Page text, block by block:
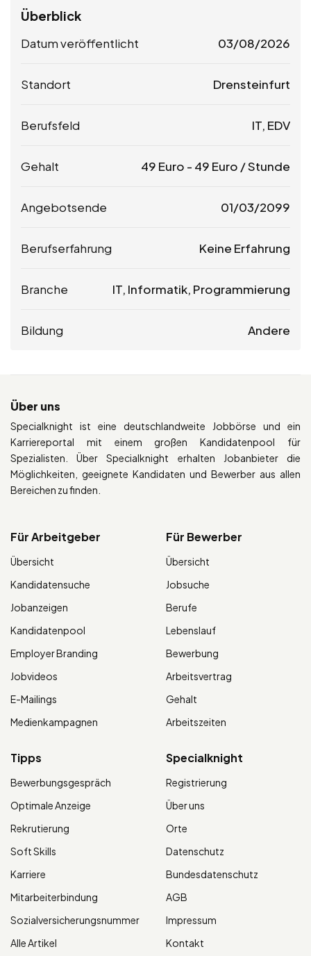
Überblick
Datum veröffentlicht 03/08/2026
Standort Drensteinfurt
Berufsfeld IT, EDV
Gehalt 49 Euro - 49 Euro / Stunde
Angebotsende 01/03/2099
Berufserfahrung Keine Erfahrung
Branche IT, Informatik, Programmierung
Bildung Andere
Über uns
Specialknight ist eine deutschlandweite Jobbörse und ein
Karriereportal mit einem großen Kandidatenpool für
Spezialisten. Über Specialknight erhalten Jobanbieter die
Möglichkeiten, geeignete Kandidaten und Bewerber aus allen
Bereichen zu finden.
Für Arbeitgeber
Übersicht
Kandidatensuche
Jobanzeigen
Kandidatenpool
Employer Branding
Jobvideos
E-Mailings
Medienkampagnen
Für Bewerber
Übersicht
Jobsuche
Berufe
Lebenslauf
Bewerbung
Arbeitsvertrag
Gehalt
Arbeitszeiten
Tipps
Bewerbungsgespräch
Optimale Anzeige
Rekrutierung
Soft Skills
Karriere
Mitarbeiterbindung
Sozialversicherungsnummer
Alle Artikel
Specialknight
Registrierung
Über uns
Orte
Datenschutz
Bundesdatenschutz
AGB
Impressum
Kontakt